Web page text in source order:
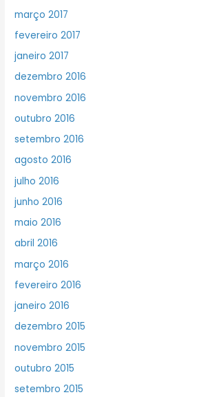
março 2017
fevereiro 2017
janeiro 2017
dezembro 2016
novembro 2016
outubro 2016
setembro 2016
agosto 2016
julho 2016
junho 2016
maio 2016
abril 2016
março 2016
fevereiro 2016
janeiro 2016
dezembro 2015
novembro 2015
outubro 2015
setembro 2015